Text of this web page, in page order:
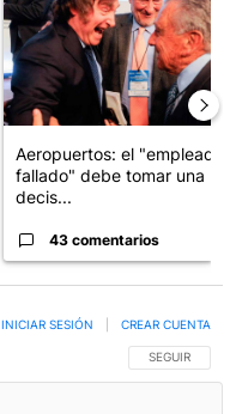
Aeropuertos: el "empleado
fallado" debe tomar una
decis...
43 comentarios
SIGA ESTA
SEGUIR
INICIAR SESIÓN CREAR CUENTA